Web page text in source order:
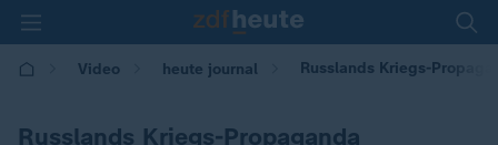
Video heute journal Russlands Kriegs-
Russlands Kriegs-Propaganda